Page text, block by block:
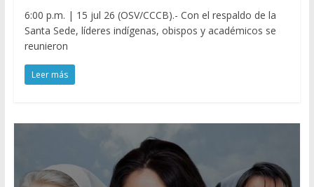
6:00 p.m. | 15 jul 26 (OSV/CCCB).- Con el respaldo de la
Santa Sede, líderes indígenas, obispos y académicos se
reunieron
Leer más